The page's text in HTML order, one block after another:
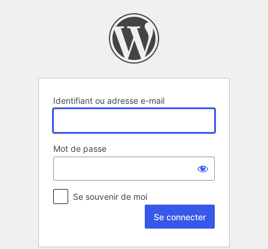
Identifiant ou adresse e-mail
Mot de passe
Se souvenir de moi